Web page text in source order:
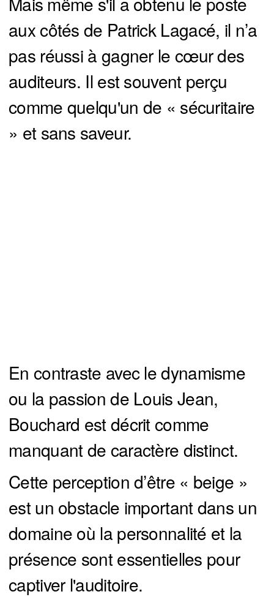
aux côtés de Patrick Lagacé, il n’a
pas réussi à gagner le cœur des
auditeurs. Il est souvent perçu
comme quelqu'un de « sécuritaire
» et sans saveur.
En contraste avec le dynamisme
ou la passion de Louis Jean,
Bouchard est décrit comme
manquant de caractère distinct.
Cette perception d’être « beige »
est un obstacle important dans un
domaine où la personnalité et la
présence sont essentielles pour
captiver l'auditoire.